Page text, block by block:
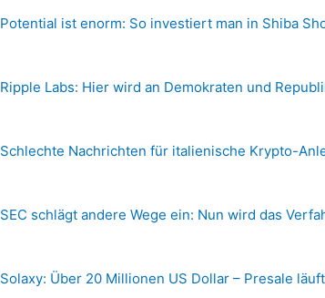
Potential ist enorm: So investiert man in Shiba
Ripple Labs: Hier wird an Demokraten und
Schlechte Nachrichten für italienische Krypto-
SEC schlägt andere Wege ein: Nun wird das
Solaxy: Über 20 Millionen US Dollar – Presale